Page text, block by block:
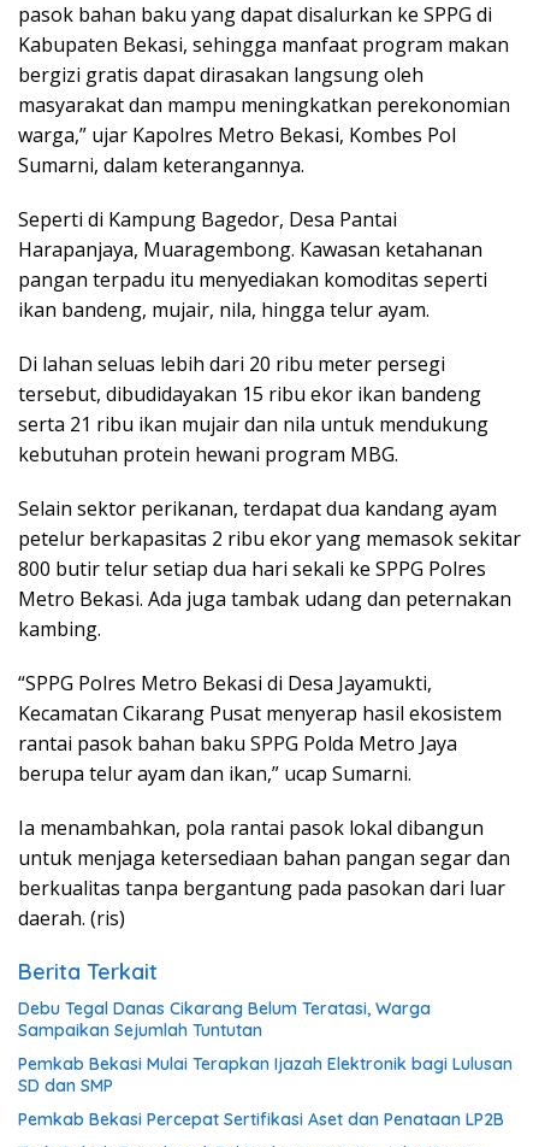
pasok bahan baku yang dapat disalurkan ke SPPG di
Kabupaten Bekasi, sehingga manfaat program makan
bergizi gratis dapat dirasakan langsung oleh
masyarakat dan mampu meningkatkan perekonomian
warga,” ujar Kapolres Metro Bekasi, Kombes Pol
Sumarni, dalam keterangannya.
Seperti di Kampung Bagedor, Desa Pantai
Harapanjaya, Muaragembong. Kawasan ketahanan
pangan terpadu itu menyediakan komoditas seperti
ikan bandeng, mujair, nila, hingga telur ayam.
Di lahan seluas lebih dari 20 ribu meter persegi
tersebut, dibudidayakan 15 ribu ekor ikan bandeng
serta 21 ribu ikan mujair dan nila untuk mendukung
kebutuhan protein hewani program MBG.
Selain sektor perikanan, terdapat dua kandang ayam
petelur berkapasitas 2 ribu ekor yang memasok sekitar
800 butir telur setiap dua hari sekali ke SPPG Polres
Metro Bekasi. Ada juga tambak udang dan peternakan
kambing.
“SPPG Polres Metro Bekasi di Desa Jayamukti,
Kecamatan Cikarang Pusat menyerap hasil ekosistem
rantai pasok bahan baku SPPG Polda Metro Jaya
berupa telur ayam dan ikan,” ucap Sumarni.
Ia menambahkan, pola rantai pasok lokal dibangun
untuk menjaga ketersediaan bahan pangan segar dan
berkualitas tanpa bergantung pada pasokan dari luar
daerah. (ris)
Berita Terkait
Debu Tegal Danas Cikarang Belum Teratasi, Warga
Sampaikan Sejumlah Tuntutan
Pemkab Bekasi Mulai Terapkan Ijazah Elektronik bagi Lulusan
SD dan SMP
Pemkab Bekasi Percepat Sertifikasi Aset dan Penataan LP2B